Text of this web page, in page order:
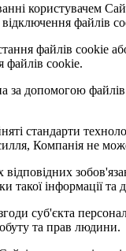
користувачем
файлів
файлів cookie
файлів cookie.
за допомогою
стандарти
Компанія не
відповідних
такої інформації
суб'єкта
та прав людини.